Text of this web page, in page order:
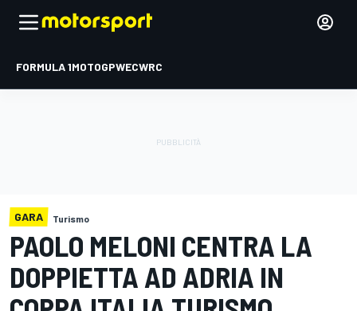
FORMULA 1MOTOGPWECWRC
GARA Turismo
PAOLO MELONI CENTRA LA
DOPPIETTA AD ADRIA IN